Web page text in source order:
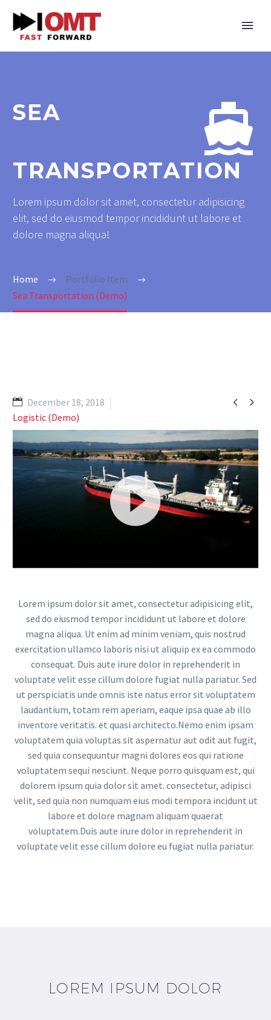


SEA
TRANSPORTATION
Lorem ipsum dolor sit amet, consectetur adipisicing
elit, sed do eiusmod tempor incididunt ut labore et
dolore magna aliqua!
Home
Portfolio Item
Sea Transportation (Demo)
 
December 18, 2018
Logistic (Demo)
Lorem ipsum dolor sit amet, consectetur adipisicing elit,
sed do eiusmod tempor incididunt ut labore et dolore
magna aliqua. Ut enim ad minim veniam, quis nostrud
exercitation ullamco laboris nisi ut aliquip ex ea commodo
consequat. Duis aute irure dolor in reprehenderit in
voluptate velit esse cillum dolore fugiat nulla pariatur. Sed
ut perspiciatis unde omnis iste natus error sit voluptatem
laudantium, totam rem aperiam, eaque ipsa quae ab illo
inventore veritatis. et quasi architecto.Nemo enim ipsam
voluptatem quia voluptas sit aspernatur aut odit aut fugit,
sed quia consequuntur magni dolores eos qui ratione
voluptatem sequi nesciunt. Neque porro quisquam est, qui
dolorem ipsum quia dolor sit amet. consectetur, adipisci
velit, sed quia non numquam eius modi tempora incidunt ut
labore et dolore magnam aliquam quaerat
voluptatem.Duis aute irure dolor in reprehenderit in
voluptate velit esse cillum dolore eu fugiat nulla pariatur.
LOREM IPSUM DOLOR